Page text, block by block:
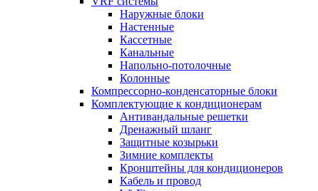
Наружные блоки
Настенные
Кассетные
Канальные
Напольно-потолочные
Колонные
Компрессорно-конденсаторные блоки
Комплектующие к кондиционерам
Антивандальные решетки
Дренажный шланг
Защитные козырьки
Зимние комплекты
Кронштейны для кондиционеров
Кабель и провод